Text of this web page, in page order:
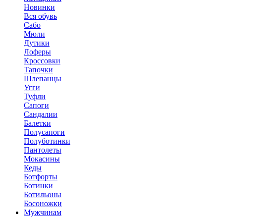
Новинки
Вся обувь
Сабо
Мюли
Дутики
Лоферы
Кроссовки
Тапочки
Шлепанцы
Угги
Туфли
Сапоги
Сандалии
Балетки
Полусапоги
Полуботинки
Пантолеты
Мокасины
Кеды
Ботфорты
Ботинки
Ботильоны
Босоножки
Мужчинам